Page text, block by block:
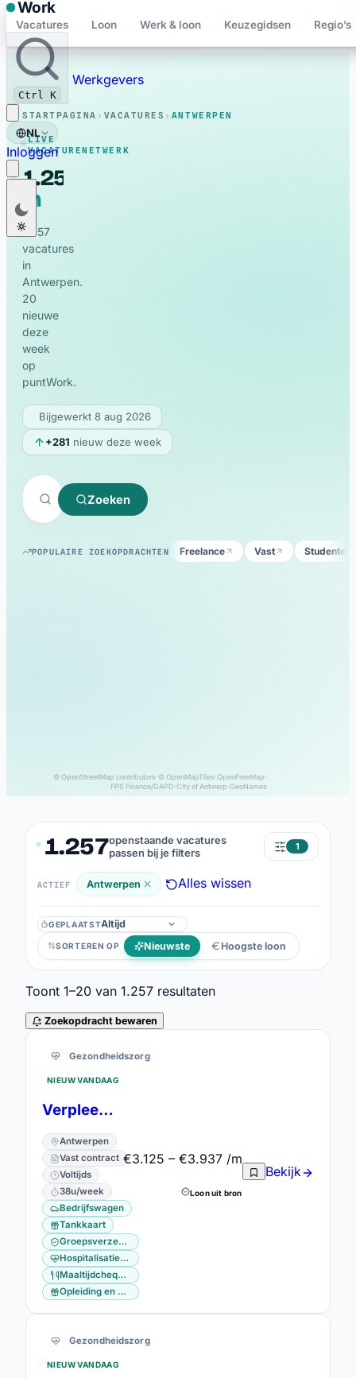
Work
Vacatures Loon Werk & loon Keuzegidsen Regio’s
Ctrl K
Werkgevers
NL
NL
EN English
DE Deutsch
RO
PT Português
UK Українська
IT Italiano
TR Türkçe
العربية
Inloggen
Bewaard
© OpenStreetMap contributors·© OpenMapTiles·OpenFreeMap·
FPS Finance/GAPD·City of Antwerp·GeoNames
STARTPAGINA › VACATURES › ANTWERPEN
LIVE
VACATURENETWERK
1.257
live
vacatures
in
Antwerpen
1.257
vacatures
in
Antwerpen.
20
nieuwe
deze
week
op
puntWork.
Bijgewerkt 8 aug 2026
+281 nieuw deze week
Zoeken
POPULAIRE ZOEKOPDRACHTEN Freelance Vast
1.257openstaande vacatures
passen bij je filters
1
ACTIEF Antwerpen Alles wissen
GEPLAATST
Geplaatst
SORTEREN OP Nieuwste Hoogste loon
Toont 1–20 van 1.257 resultaten
Zoekopdracht bewaren
1.257 resultaten
Gezondheidszorg
NIEUW VANDAAG
Verpleegkundige regio Antwerpen
Antwerpen
Vast contract
Voltijds
38u/week
Bedrijfswagen
Tankkaart
Groepsverzekering
Hospitalisatieverzekering
Maaltijdcheques
Opleiding en vorming
€3.125 – €3.937 /m
Loon uit bron
Bekijk
Gezondheidszorg
NIEUW VANDAAG